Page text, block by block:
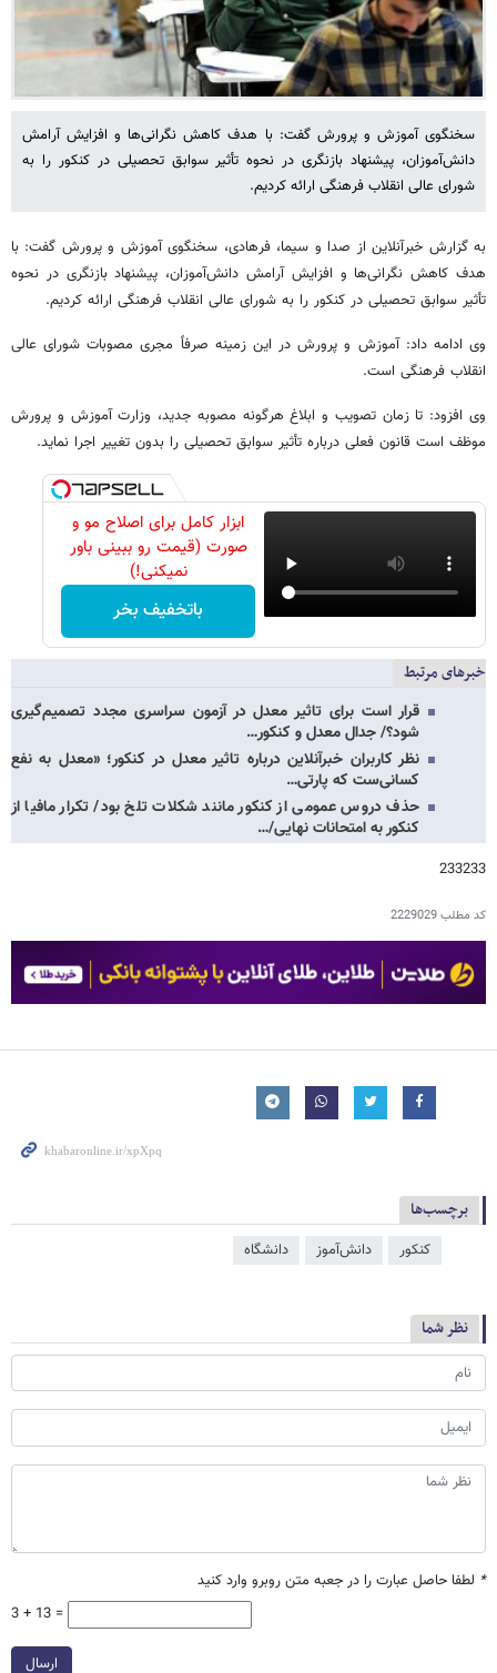
سخنگوی آموزش‌ و پرورش گفت: با هدف کاهش نگرانی‌ها و افزایش آرامش
دانش‌آموزان، پیشنهاد بازنگری در نحوه تأثیر سوابق تحصیلی در کنکور را به
شورای عالی انقلاب فرهنگی ارائه کردیم.
به گزارش خبرآنلاین از صدا و سیما، فرهادی، سخنگوی آموزش‌ و پرورش گفت: با
هدف کاهش نگرانی‌ها و افزایش آرامش دانش‌آموزان، پیشنهاد بازنگری در نحوه
تأثیر سوابق تحصیلی در کنکور را به شورای عالی انقلاب فرهنگی ارائه کردیم.
وی ادامه داد: آموزش و پرورش در این زمینه صرفاً مجری مصوبات شورای عالی
انقلاب فرهنگی است.
وی افزود: تا زمان تصویب و ابلاغ هرگونه مصوبه جدید، وزارت آموزش و پرورش
موظف است قانون فعلی درباره تأثیر سوابق تحصیلی را بدون تغییر اجرا نماید.
ابزار کامل برای اصلاح مو و
صورت (قیمت رو ببینی باور
نمیکنی!)
باتخفیف بخر
خبرهای مرتبط
قرار است برای تاثیر معدل در آزمون سراسری مجدد تصمیم‌گیری
شود؟/ جدال معدل و کنکور…
نظر کاربران خبرآنلاین درباره تاثیر معدل در کنکور؛ «معدل به نفع
کسانی‌ست که پارتی…
حذف دروس عمومی از کنکور مانند شکلات تلخ بود/ تکرار مافیا از
کنکور به امتحانات نهایی/…
233233
کد مطلب2229029
برچسب‌ها
کنکور دانش‌آموز دانشگاه
نظر شما
* لطفا حاصل عبارت را در جعبه متن روبرو وارد کنید
3 + 13 =
ارسال